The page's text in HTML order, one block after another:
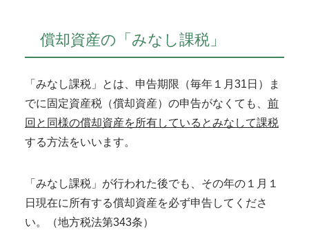
償却資産の「みなし課税」
「みなし課税」とは、申告期限（毎年１月31日）ま
でに固定資産税（償却資産）の申告がなくても、 前
回と同様の償却資産を所有しているとみなして課税
する方法をいいます。
「みなし課税」が行われた後でも、その年の１月１
日現在に所有する償却資産を必ず申告してくださ
い。（地方税法第343条）